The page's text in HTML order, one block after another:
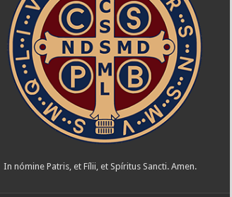
In nómine Patris, et Fílii, et Spíritus Sancti. Amen.